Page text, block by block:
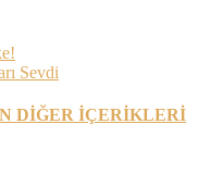
Sevdi
DİĞER İÇERİKLERİ